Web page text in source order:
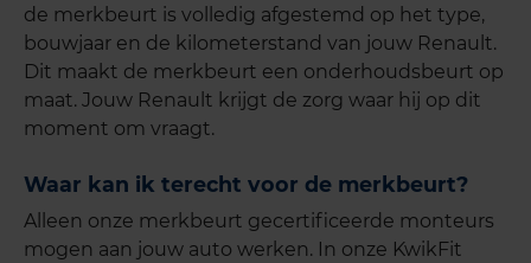
de merkbeurt is volledig afgestemd op het type,
bouwjaar en de kilometerstand van jouw Renault.
Dit maakt de merkbeurt een onderhoudsbeurt op
maat. Jouw Renault krijgt de zorg waar hij op dit
moment om vraagt.
Waar kan ik terecht voor de merkbeurt?
Alleen onze merkbeurt gecertificeerde monteurs
mogen aan jouw auto werken. In onze KwikFit